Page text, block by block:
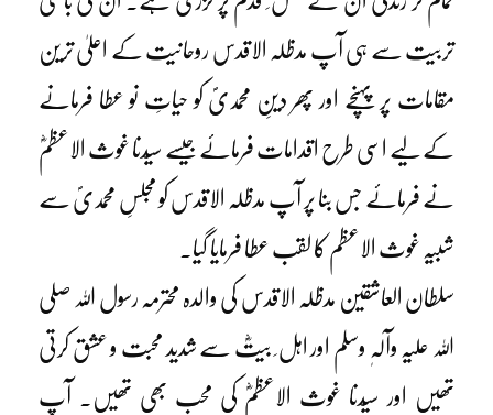
تربیت سے ہی آپ مدظلہ الاقدس روحانیت کے اعلیٰ ترین
مقامات پر پہنچے اور پھر دینِ محمدیؐ کو حیاتِ نو عطا فرمانے
کے لیے اسی طرح اقدامات فرمائے جیسے سیّدنا غوث الاعظمؓ
نے فرمائے جس بنا پر آپ مدظلہ الاقدس کو مجلسِ محمدیؐ سے
شبیہ غوث الاعظم کا لقب عطا فرمایا گیا۔
سلطان العاشقین مدظلہ الاقدس کی والدہ محترمہ رسول اللہ صلی
اللہ علیہ وآلہٖ وسلم اور اہل ِ بیتؓ سے شدید محبت و عشق کرتی
تھیں اور سیّدنا غوث الاعظمؓ کی محب بھی تھیں۔ آپ